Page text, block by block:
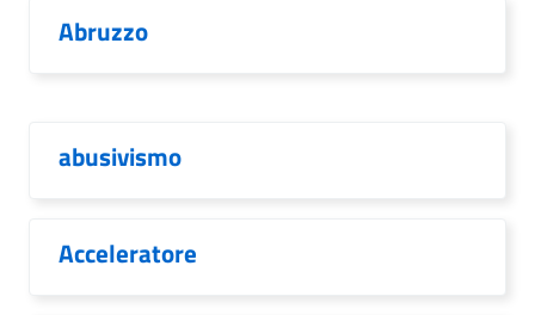
Abruzzo
abusivismo
Acceleratore